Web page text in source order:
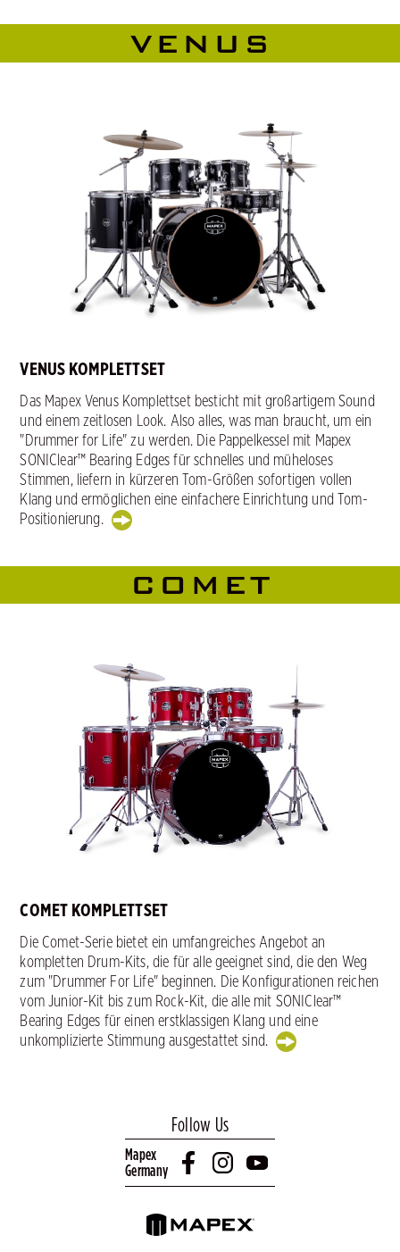
VENUS
VENUS KOMPLETTSET
Das Mapex Venus Komplettset besticht mit großartigem Sound
und einem zeitlosen Look. Also alles, was man braucht, um ein
"Drummer for Life" zu werden. Die Pappelkessel mit Mapex
SONIClear™ Bearing Edges für schnelles und müheloses
Stimmen, liefern in kürzeren Tom-Größen sofortigen vollen
Klang und ermöglichen eine einfachere Einrichtung und Tom-
Positionierung.
COMET
COMET KOMPLETTSET
Die Comet-Serie bietet ein umfangreiches Angebot an
kompletten Drum-Kits, die für alle geeignet sind, die den Weg
zum "Drummer For Life" beginnen. Die Konfigurationen reichen
vom Junior-Kit bis zum Rock-Kit, die alle mit SONIClear™
Bearing Edges für einen erstklassigen Klang und eine
unkomplizierte Stimmung ausgestattet sind.
Follow Us
Mapex
Germany